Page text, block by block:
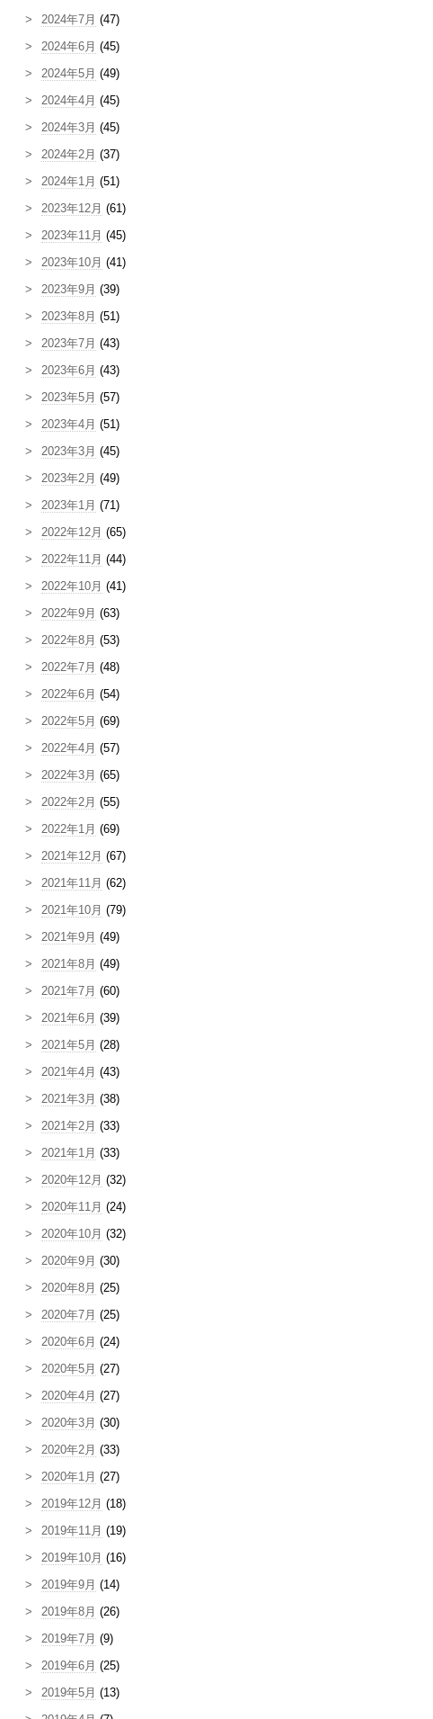
2024年7月 (47)
2024年6月 (45)
2024年5月 (49)
2024年4月 (45)
2024年3月 (45)
2024年2月 (37)
2024年1月 (51)
2023年12月 (61)
2023年11月 (45)
2023年10月 (41)
2023年9月 (39)
2023年8月 (51)
2023年7月 (43)
2023年6月 (43)
2023年5月 (57)
2023年4月 (51)
2023年3月 (45)
2023年2月 (49)
2023年1月 (71)
2022年12月 (65)
2022年11月 (44)
2022年10月 (41)
2022年9月 (63)
2022年8月 (53)
2022年7月 (48)
2022年6月 (54)
2022年5月 (69)
2022年4月 (57)
2022年3月 (65)
2022年2月 (55)
2022年1月 (69)
2021年12月 (67)
2021年11月 (62)
2021年10月 (79)
2021年9月 (49)
2021年8月 (49)
2021年7月 (60)
2021年6月 (39)
2021年5月 (28)
2021年4月 (43)
2021年3月 (38)
2021年2月 (33)
2021年1月 (33)
2020年12月 (32)
2020年11月 (24)
2020年10月 (32)
2020年9月 (30)
2020年8月 (25)
2020年7月 (25)
2020年6月 (24)
2020年5月 (27)
2020年4月 (27)
2020年3月 (30)
2020年2月 (33)
2020年1月 (27)
2019年12月 (18)
2019年11月 (19)
2019年10月 (16)
2019年9月 (14)
2019年8月 (26)
2019年7月 (9)
2019年6月 (25)
2019年5月 (13)